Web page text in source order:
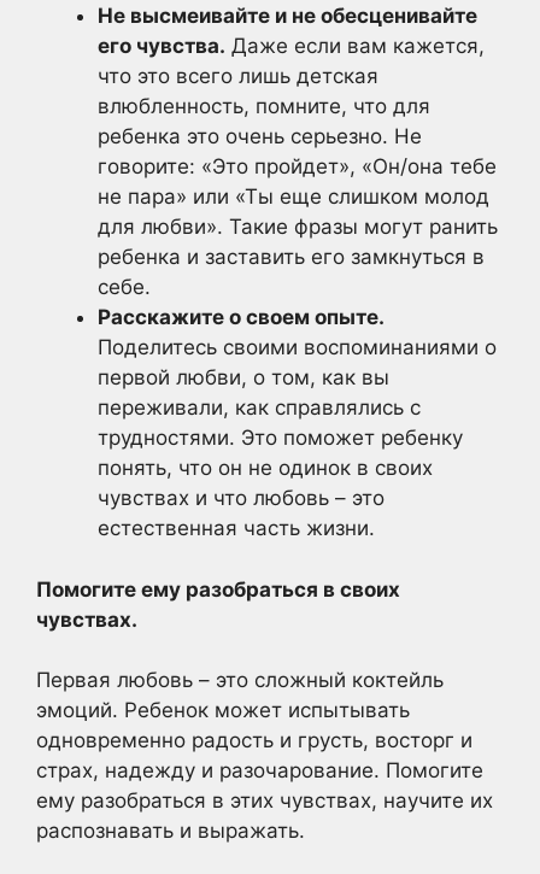
Не высмеивайте и не обесценивайте
его чувства. Даже если вам кажется,
что это всего лишь детская
влюбленность, помните, что для
ребенка это очень серьезно. Не
говорите: «Это пройдет», «Он/она тебе
не пара» или «Ты еще слишком молод
для любви». Такие фразы могут ранить
ребенка и заставить его замкнуться в
себе.
Расскажите о своем опыте.
Поделитесь своими воспоминаниями о
первой любви, о том, как вы
переживали, как справлялись с
трудностями. Это поможет ребенку
понять, что он не одинок в своих
чувствах и что любовь – это
естественная часть жизни.
Помогите ему разобраться в своих
чувствах.
Первая любовь – это сложный коктейль
эмоций. Ребенок может испытывать
одновременно радость и грусть, восторг и
страх, надежду и разочарование. Помогите
ему разобраться в этих чувствах, научите их
распознавать и выражать.